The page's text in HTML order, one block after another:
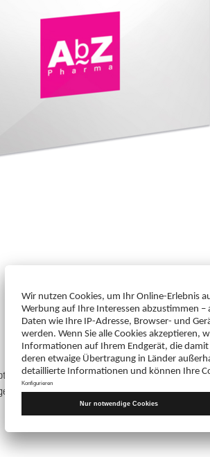
Um weitere Informationen zum
Sie sich bitte mit Ihren Zugangsdaten im